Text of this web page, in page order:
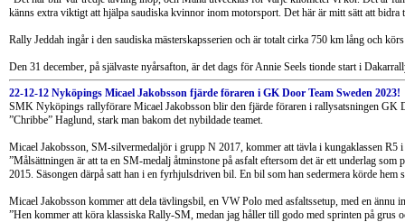
känns extra viktigt att hjälpa saudiska kvinnor inom motorsport. Det här är mitt sätt att bidra
Rally Jeddah ingår i den saudiska mästerskapsserien och är totalt cirka 750 km lång och
Den 31 december, på självaste nyårsafton, är det dags för Annie Seels tionde start i
22-12-12 Nyköpings Micael Jakobsson fjärde föraren i GK Door Team Sweden 2023!
SMK Nyköpings rallyförare Micael Jakobsson blir den fjärde föraren i rallysatsningen GK
”Chribbe” Haglund, stark man bakom det nybildade teamet.
Micael Jakobsson, SM-silvermedaljör i grupp N 2017, kommer att tävla i kungaklassen R5
”Målsättningen är att ta en SM-medalj åtminstone på asfalt eftersom det är ett underlag
2015. Säsongen därpå satt han i en fyrhjulsdriven bil. En bil som han sedermera körde hem
Micael Jakobsson kommer att dela tävlingsbil, en VW Polo med asfaltssetup, med en ännu
”Hen kommer att köra klassiska Rally-SM, medan jag håller till godo med sprinten på grus